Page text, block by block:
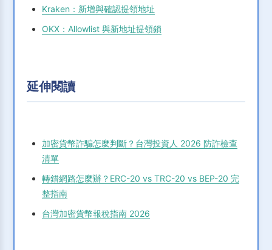
Kraken：新增與確認提領地址
OKX：Allowlist 與新地址提領鎖
延伸閱讀
加密貨幣詐騙怎麼判斷？台灣投資人 2026 防詐檢查
清單
轉錯網路怎麼辦？ERC-20 vs TRC-20 vs BEP-20 完
整指南
台灣加密貨幣報稅指南 2026